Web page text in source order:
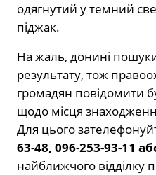
одягнутий у темний
піджак.
На жаль, донині
результату, тож
громадян повідомити
щодо місця
Для цього
63-48, 096-253-93-11
найближчого відділку